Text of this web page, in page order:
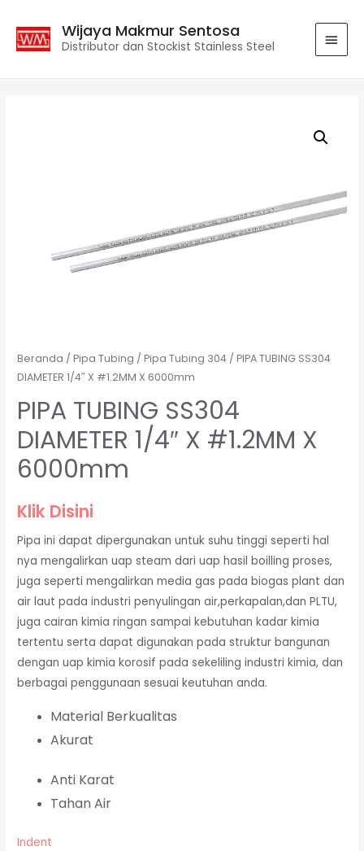
Wijaya Makmur Sentosa
Distributor dan Stockist Stainless Steel
Beranda /Pipa Tubing /Pipa Tubing 304 / PIPA TUBING SS304
DIAMETER 1/4″ X #1.2MM X 6000mm
PIPA TUBING SS304
DIAMETER 1/4″ X #1.2MM X
6000mm
Klik Disini
Pipa ini dapat dipergunakan untuk suhu tinggi seperti hal
nya mengalirkan uap steam dari uap hasil boilling proses,
juga seperti mengalirkan media gas pada biogas plant dan
air laut pada industri penyulingan air,perkapalan,dan PLTU,
juga cairan kimia ringan sampai kebutuhan kadar kimia
tertentu serta dapat digunakan pada struktur bangunan
dengan uap kimia korosif pada sekeliling industri kimia, dan
berbagai penggunaan sesuai keutuhan anda.
Material Berkualitas
Akurat
Anti Karat
Tahan Air
Indent